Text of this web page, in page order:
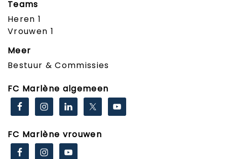
Teams
Heren 1
Vrouwen 1
Meer
Bestuur & Commissies
FC Marlène algemeen
FC Marlène vrouwen